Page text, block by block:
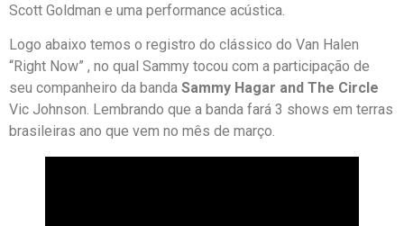
Scott Goldman e uma performance acústica.
Logo abaixo temos o registro do clássico do Van Halen
“Right Now” , no qual Sammy tocou com a participação de
seu companheiro da banda Sammy Hagar and The Circle
Vic Johnson. Lembrando que a banda fará 3 shows em terras
brasileiras ano que vem no mês de março.